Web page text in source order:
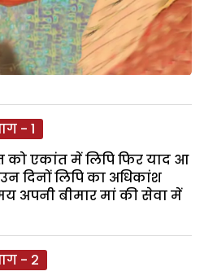
- 1
को एकांत में लिपि फिर याद आ
दिनों लिपि का अधिकांश
अपनी बीमार मां की सेवा में
- 2